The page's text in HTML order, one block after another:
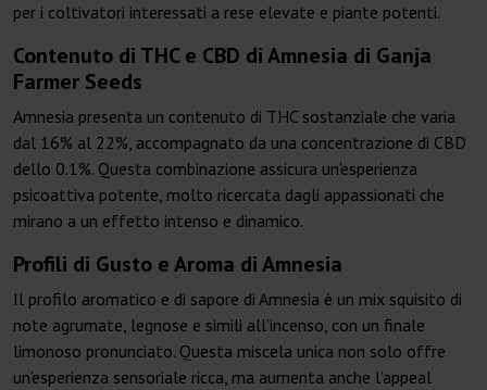
per i coltivatori interessati a rese elevate e piante potenti.
Contenuto di THC e CBD di Amnesia di Ganja
Farmer Seeds
Amnesia presenta un contenuto di THC sostanziale che varia
dal 16% al 22%, accompagnato da una concentrazione di CBD
dello 0.1%. Questa combinazione assicura un'esperienza
psicoattiva potente, molto ricercata dagli appassionati che
mirano a un effetto intenso e dinamico.
Profili di Gusto e Aroma di Amnesia
Il profilo aromatico e di sapore di Amnesia è un mix squisito di
note agrumate, legnose e simili all'incenso, con un finale
limonoso pronunciato. Questa miscela unica non solo offre
un'esperienza sensoriale ricca, ma aumenta anche l'appeal